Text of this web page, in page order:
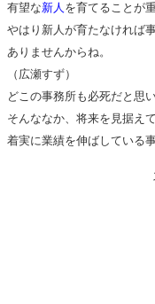
有望な新人 を育てることが
やはり新人が育たなければ
ありませんからね。
（広瀬すず）
どこの事務所も必死だと思い
そんななか、将来を見据えて
着実に業績を伸ばしている